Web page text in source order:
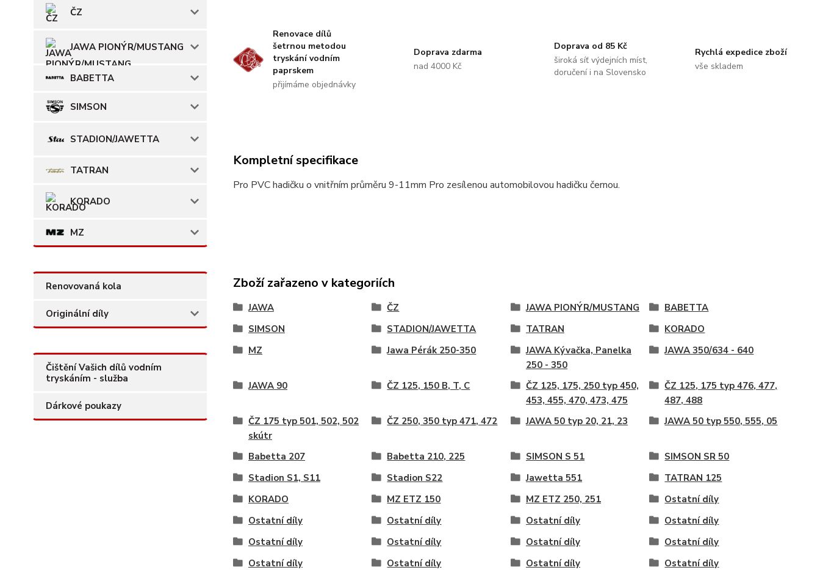
ČZ
JAWA PIONÝR/MUSTANG
BABETTA
SIMSON
STADION/JAWETTA
TATRAN
KORADO
MZ
Renovovaná kola
Originální díly
Čištění Vašich dílů vodním
tryskáním - služba
Dárkové poukazy
Renovace dílů
šetrnou metodou
tryskání vodním
paprskem
přijímáme objednávky
Doprava zdarma
nad 4000 Kč
Doprava od 85 Kč
široká síť výdejních míst,
doručení i na Slovensko
Rychlá expedice zboží
vše skladem
Kompletní specifikace
Pro PVC hadičku o vnitřním průměru 9-11mm Pro zesílenou automobilovou hadičku černou.
Zboží zařazeno v kategoriích
JAWA ČZ JAWA PIONÝR/MUSTANG
BABETTA
SIMSON
STADION/JAWETTA TATRAN
KORADO
MZ
Jawa Pérák 250-350
JAWA Kývačka, Panelka
250 - 350
JAWA 350/634 - 640
JAWA 90 ČZ 125, 150 B, T, C
ČZ 125, 175, 250 typ 450,
453, 455, 470, 473, 475
ČZ 125, 175 typ 476, 477,
487, 488
ČZ 175 typ 501, 502, 502
skútr
ČZ 250, 350 typ 471, 472 JAWA 50 typ 20, 21, 23 JAWA 50 typ 550, 555, 05
Babetta 207 Babetta 210, 225 SIMSON S 51
SIMSON SR 50
Stadion S1, S11
Stadion S22 Jawetta 551
TATRAN 125
KORADO
MZ ETZ 150 MZ ETZ 250, 251
Ostatní díly
Ostatní díly
Ostatní díly Ostatní díly
Ostatní díly
Ostatní díly
Ostatní díly Ostatní díly
Ostatní díly
Ostatní díly
Ostatní díly Ostatní díly
Ostatní díly